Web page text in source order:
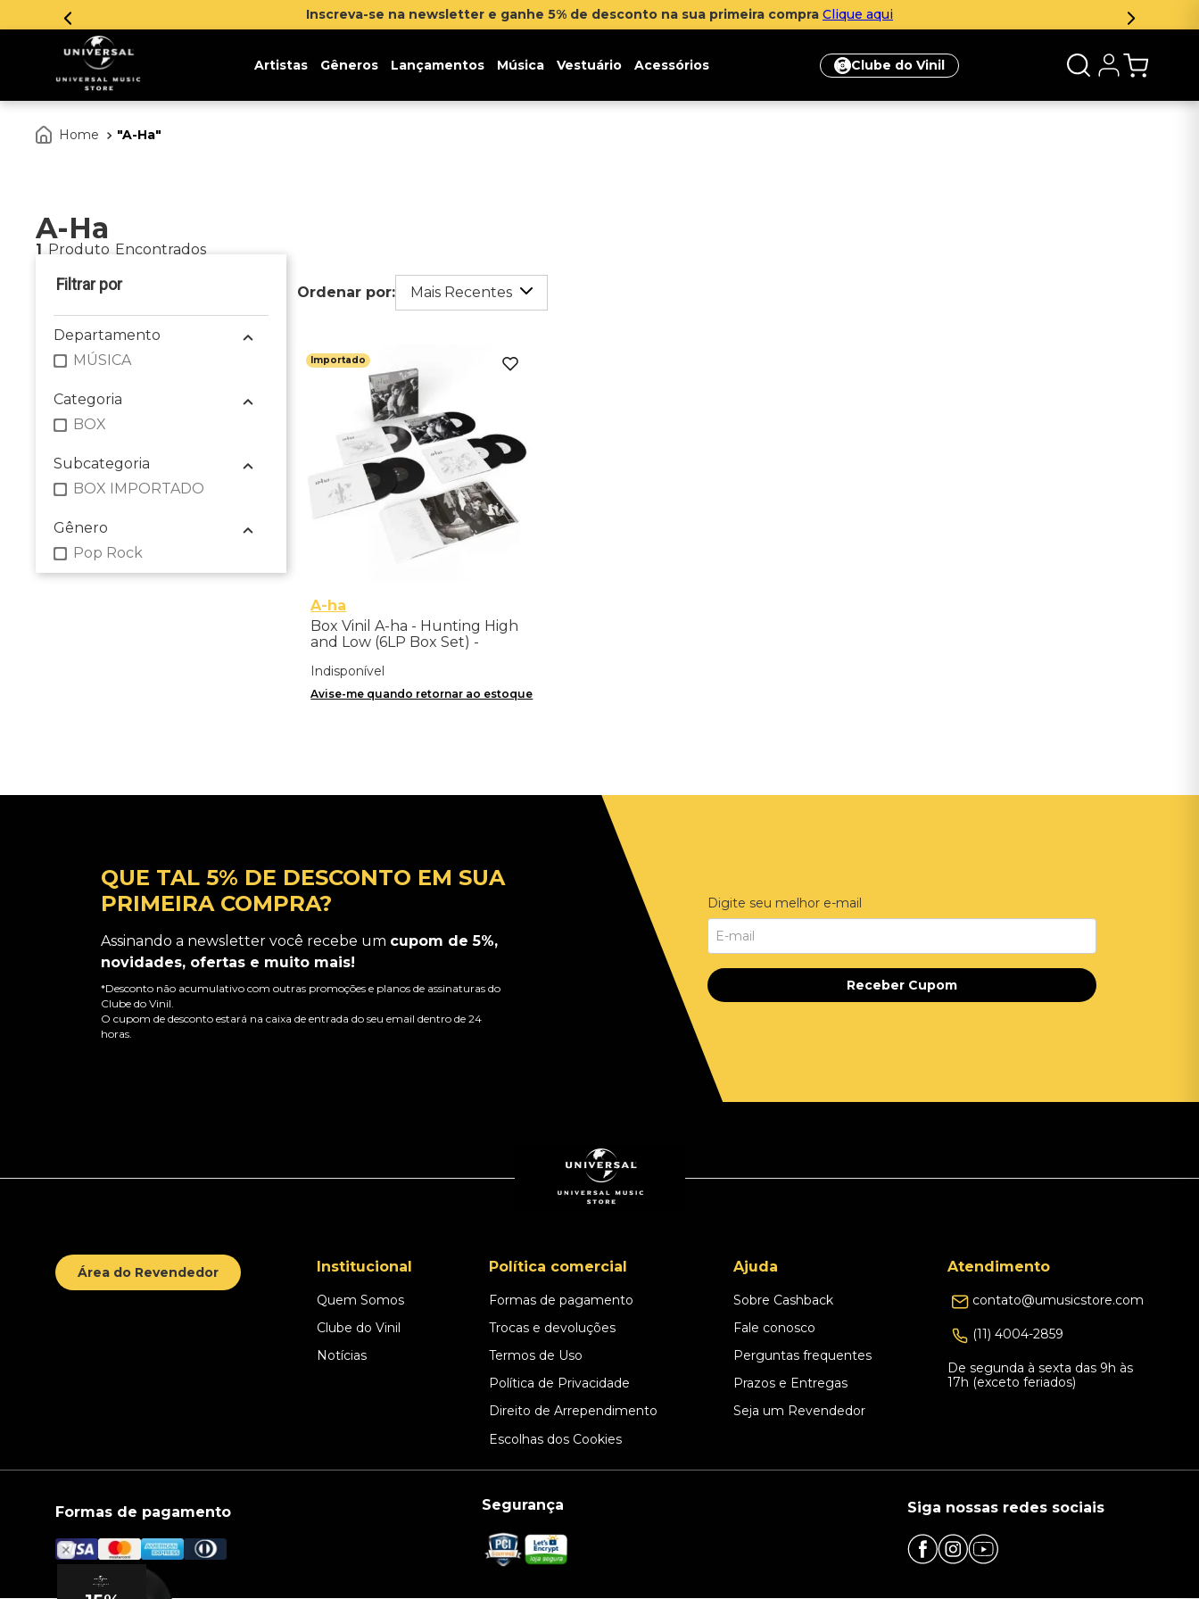
Inscreva-se na newsletter e ganhe 5% de desconto na sua primeira compra Clique aqui
Artistas Gêneros Lançamentos Música Vestuário Acessórios Clube do Vinil
A-Ha
A-Ha
1 Produto
Departamento
MÚSICA
Categoria
BOX
Subcategoria
BOX IMPORTADO
Gênero
Pop Rock
Mais Recentes
Importado
A-ha
Box Vinil A-ha - Hunting High
and Low (6LP Box Set) -
Indisponível
Avise-me quando retornar ao estoque
QUE TAL 5% DE DESCONTO EM SUA
PRIMEIRA COMPRA?
Assinando a newsletter você recebe um cupom de 5%,
novidades, ofertas e muito mais!
*Desconto não acumulativo com outras promoções e planos de assinaturas do
Clube do Vinil.
O cupom de desconto estará na caixa de entrada do seu email dentro de 24
horas.
Digite seu melhor e-mail
Receber Cupom
Área do Revendedor Institucional
Quem Somos
Clube do Vinil
Notícias
Política comercial
Formas de pagamento
Trocas e devoluções
Termos de Uso
Política de Privacidade
Direito de Arrependimento
Escolhas dos Cookies
Ajuda
Sobre Cashback
Fale conosco
Perguntas frequentes
Prazos e Entregas
Seja um Revendedor
Atendimento
contato@umusicstore.com
(11) 4004-2859
De segunda à sexta das 9h às
17h (exceto feriados)
Formas de pagamento Segurança Siga nossas redes sociais